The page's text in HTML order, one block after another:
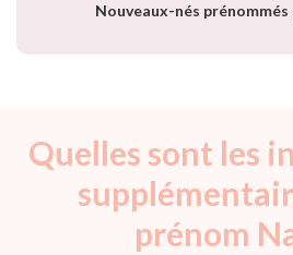
Nouveaux-nés prénommés
Quelles sont les
prénom